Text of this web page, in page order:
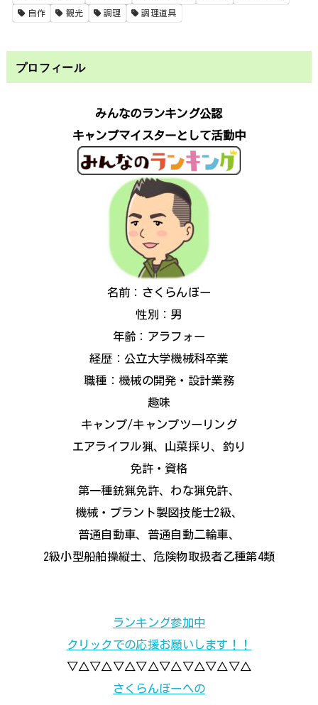
自作 観光 調理 調理道具
プロフィール
みんなのランキング公認
キャンプマイスターとして活動中
名前：さくらんぼー
性別：男
年齢：アラフォー
経歴：公立大学機械科卒業
職種：機械の開発・設計業務
趣味
キャンプ/キャンプツーリング
エアライフル猟、山菜採り、釣り
免許・資格
第一種銃猟免許、わな猟免許、
機械・プラント製図技能士2級、
普通自動車、普通自動二輪車、
2級小型船舶操縦士、危険物取扱者乙種第4類
ランキング参加中
クリックでの応援お願いします！！
▽△▽△▽△▽△▽△▽△▽△▽△
さくらんぼーへの